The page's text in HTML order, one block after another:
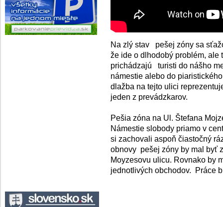
Na zlý stav pešej zóny sa
že ide o dlhodobý problém, ale
prichádzajú turisti do nášho
námestie alebo do
dlažba na tejto ulici
jeden z prevádzkarov.
Pešia zóna na Ul. Štefana
Námestie slobody priamo v
si zachovali aspoň čiastočný
obnovy pešej zóny by mal byť
Moyzesovu ulicu. Rovnako by
jednotlivých obchodov. Práce